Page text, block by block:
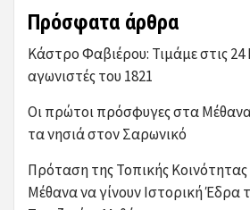
Πρόσφατα άρθρα
Κάστρο Φαβιέρου: Τιμάμε στις
αγωνιστές του 1821
Οι πρώτοι πρόσφυγες στα
τα νησιά στον Σαρωνικό
Πρόταση της Τοπικής
Μέθανα να γίνουν Ιστορική Έδρα